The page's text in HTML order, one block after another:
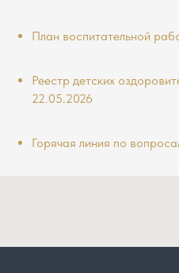
План воспитательной
Реестр детских
22.05.2026
Горячая линия по